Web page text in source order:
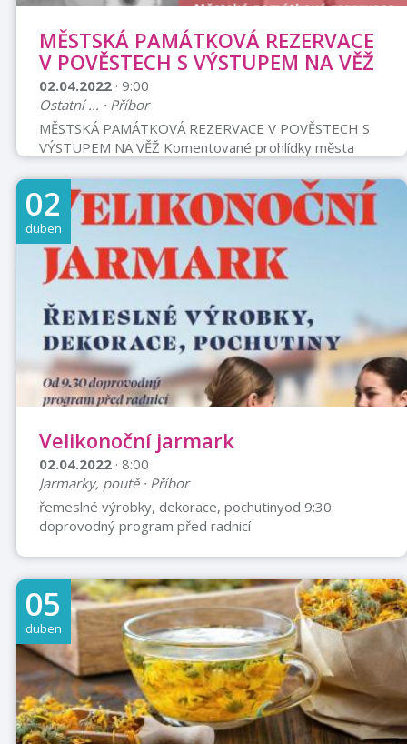
MĚSTSKÁ PAMÁTKOVÁ REZERVACE
V POVĚSTECH S VÝSTUPEM NA VĚŽ
02.04.2022 · 9:00
Ostatní ... · Příbor
MĚSTSKÁ PAMÁTKOVÁ REZERVACE V POVĚSTECH S
VÝSTUPEM NA VĚŽ Komentované prohlídky města
02
duben
Velikonoční jarmark
02.04.2022 · 8:00
Jarmarky, poutě · Příbor
řemeslné výrobky, dekorace, pochutinyod 9:30
doprovodný program před radnicí
05
duben